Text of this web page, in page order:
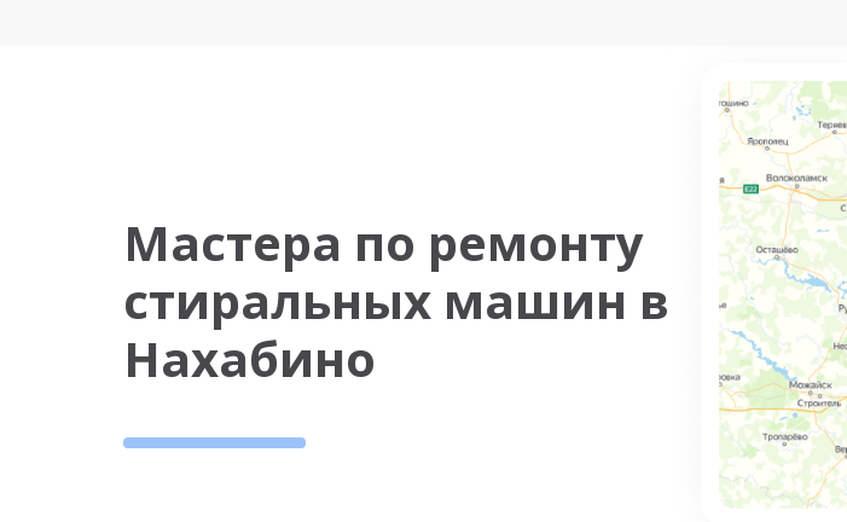
Мастера по ремонту
стиральных машин в
Нахабино